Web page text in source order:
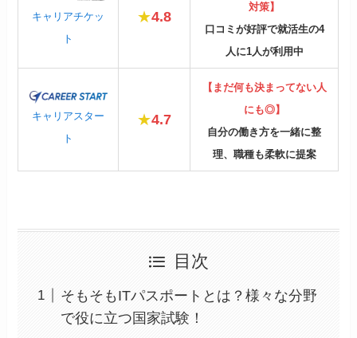
キャリアチケッ
ト
★4.8
対策】
口コミが好評で就活生の4
人に1人が利用中
キャリアスター
ト
★4.7
【まだ何も決まってない人
にも◎】
自分の働き方を一緒に整
理、職種も柔軟に提案
目次
そもそもITパスポートとは？様々な分野
で役に立つ国家試験！